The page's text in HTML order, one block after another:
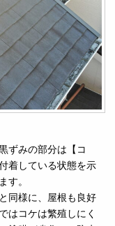
ずみの部分は【コ
着している状態を示
す。
同様に、屋根も良好
はコケは繁殖しにく